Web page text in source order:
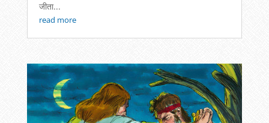
जीता...
read more